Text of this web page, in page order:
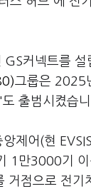
커넥트를 설
그룹은 2025
출범시켰습니
제어(현
1만3000기
점으로 전기